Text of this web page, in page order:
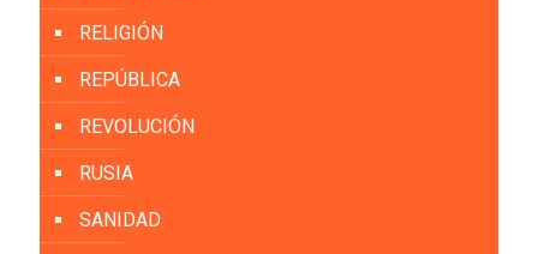
RELIGIÓN
REPÚBLICA
REVOLUCIÓN
RUSIA
SANIDAD